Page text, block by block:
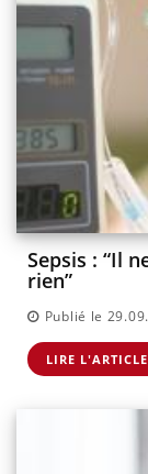
Sepsis : “Il
rien”
Publié le
LIRE L'ARTICLE